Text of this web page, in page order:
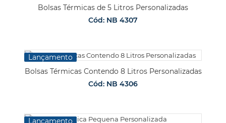
Bolsas Térmicas de 5 Litros Personalizadas
Cód: NB 4307
Lançamento
Bolsas Térmicas Contendo 8 Litros Personalizadas
Cód: NB 4306
Lançamento